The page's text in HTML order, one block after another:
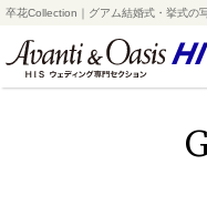
卒花Collection｜グアム結婚式・挙式の